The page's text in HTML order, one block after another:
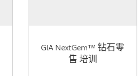
GIA NextGem™ 钻石零
售 培训